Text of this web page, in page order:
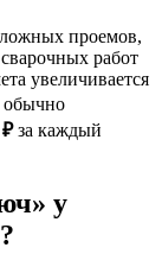
проемов,
работ
увеличивается
₽за каждый
у